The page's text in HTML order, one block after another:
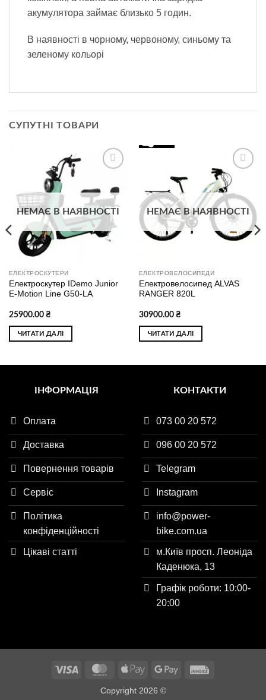
акумулятора займає близько 5 годин.
В наявності в чорному, червоному, синьому та
зеленому кольорі
СУПУТНІ ТОВАРИ
до
списку
бажань
НЕМАЄ В НАЯВНОСТІ
ЕЛЕКТРОСКУТЕРИ
Електроскутер IDemo Junior
E-Motion Line G50-LA
25900.00 ₴
ЧИТАТИ ДАЛІ
Додати
списку
бажань
НЕМАЄ В НАЯВНОСТІ
ЕЛЕКТРОВЕЛОСИПЕДИ
Електровелосипед ALVAS
RANGER 820L
30900.00 ₴
ЧИТАТИ ДАЛІ
ІНФОРМАЦІЯ
Оплата
Доставка
Повернення товарів
Сервіс
Політика
конфіденційності
Цікаві статті
КОНТАКТИ
073 00 20 572
096 00 20 572
Telegram
Instagram
info@power-
bike.com.ua
м.Київ просп. Леоніда
Каденюка, 13
Графік роботи: 10:00-
20:00
Visa MasterCardApple
Google
Copyright 2026 ©